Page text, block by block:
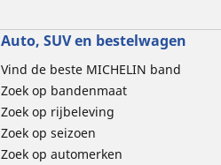
Auto, SUV en bestelwagen
Vind de beste MICHELIN band
Zoek op bandenmaat
Zoek op rijbeleving
Zoek op seizoen
Zoek op automerken